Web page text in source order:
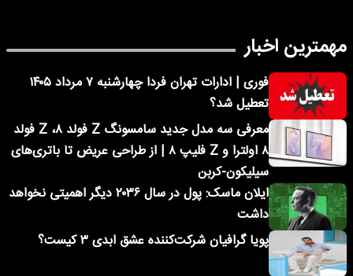
مهمترین اخبار
فوری | ادارات تهران فردا چهارشنبه ۷ مرداد ۱۴۰۵
تعطیل شد؟
معرفی سه مدل جدید سامسونگ Z فولد ۸، Z فولد
۸ اولترا و Z فلیپ ۸ | از طراحی عریض تا باتری‌های
سیلیکون-کربن
ایلان ماسک: پول در سال ۲۰۳۶ دیگر اهمیتی نخواهد
داشت
پویا گرافیان شرکت‌کننده عشق ابدی ۳ کیست؟